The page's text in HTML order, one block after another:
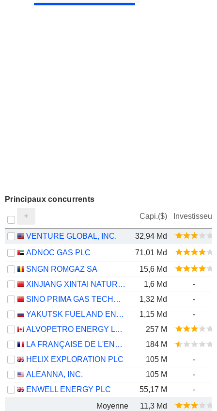
Principaux concurrents
Capi.($) Investisseur
VENTURE GLOBAL, INC.
32,94 Md
ADNOC GAS PLC
71,01 Md
SNGN ROMGAZ SA
15,6 Md
XINJIANG XINTAI NATURAL GAS CO., LTD.
1,6 Md
-
SINO PRIMA GAS TECHNOLOGY CO., LTD.
1,32 Md
-
YAKUTSK FUEL AND ENERGY COMPANY
1,15 Md
-
ALVOPETRO ENERGY LTD.
257 M
LA FRANÇAISE DE L'ENERGIE
184 M
HELIX EXPLORATION PLC
105 M
-
ALEANNA, INC.
105 M
-
ENWELL ENERGY PLC
55,17 M
-
Moyenne
11,3 Md